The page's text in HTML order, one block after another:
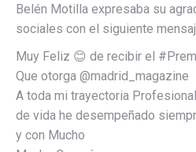
Belén Motilla expresaba su
sociales con el siguiente
Muy Feliz 😊 de recibir el
Que otorga @madrid_magazine
A toda mi trayectoria
de vida he desempeñado
y con Mucho